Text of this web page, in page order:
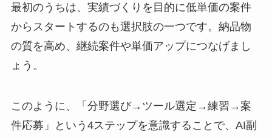
最初のうちは、実績づくりを目的に低単価の案件
からスタートするのも選択肢の一つです。納品物
の質を高め、継続案件や単価アップにつなげまし
ょう。
このように、「分野選び→ツール選定→練習→案
件応募」という4ステップを意識することで、AI副